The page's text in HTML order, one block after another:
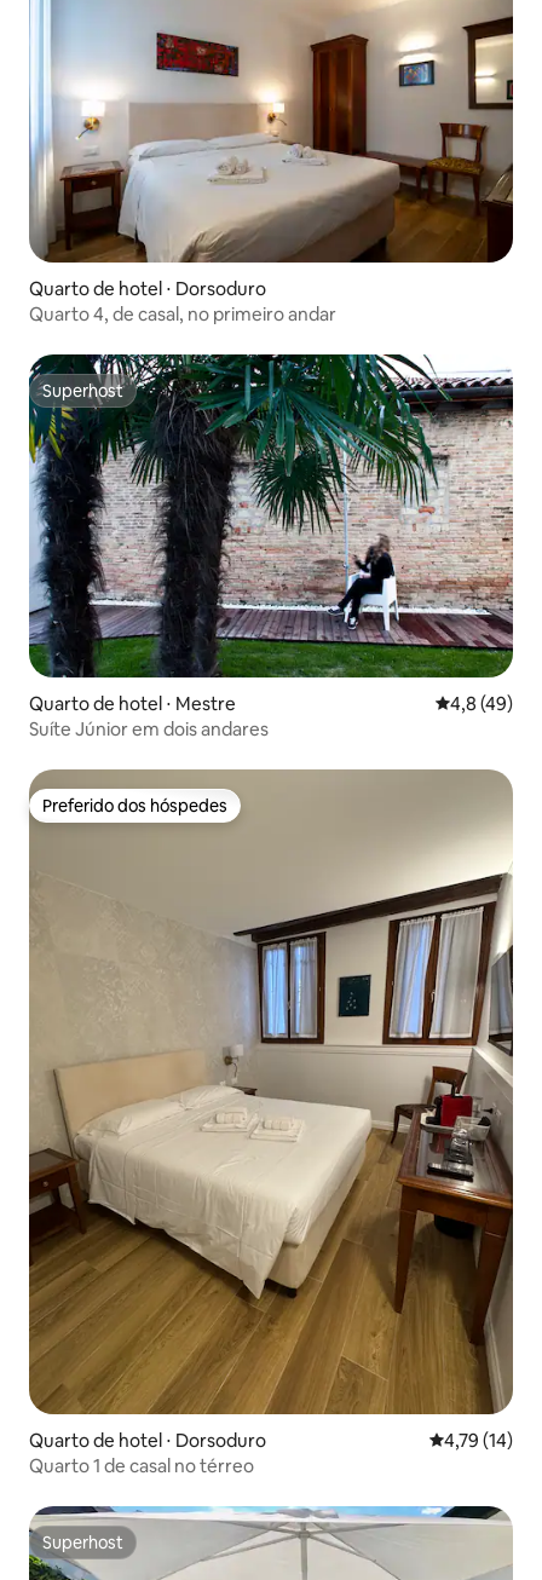
Quarto de hotel ⋅ Dorsoduro
Quarto 4, de casal, no primeiro andar
Superhost
Superhost
Quarto de hotel ⋅ Mestre 4,8 de uma
4,8 (49)
Suíte Júnior em dois andares
Preferido dos hóspedes
Preferido dos hóspedes
Quarto de hotel ⋅ Dorsoduro 4,79 de uma
4,79 (14)
Quarto 1 de casal no térreo
Superhost
Superhost